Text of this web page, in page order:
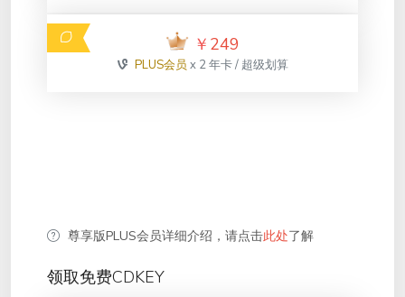
￥ 249
PLUS会员x 2 年卡 / 超级划算
尊享版PLUS会员详细介绍，请点击此处了解
领取免费CDKEY